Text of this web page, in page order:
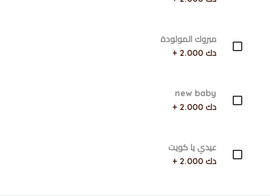
مبروك المولودة
دك 2.000 +
new baby
دك 2.000 +
عيدي يا كويت
دك 2.000 +